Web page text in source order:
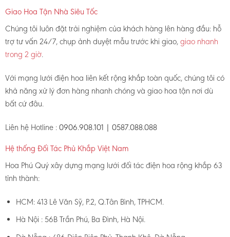
Giao Hoa Tận Nhà Siêu Tốc
Chúng tôi luôn đặt trải nghiệm của khách hàng lên hàng đầu: hỗ
trợ tư vấn 24/7, chụp ảnh duyệt mẫu trước khi giao,giao nhanh
trong 2 giờ.
Với mạng lưới điện hoa liên kết rộng khắp toàn quốc, chúng tôi có
khả năng xử lý đơn hàng nhanh chóng và giao hoa tận nơi dù
bất cứ đâu.
Liên hệ Hotline : 0906.908.101 | 0587.088.088
Hệ thống Đối Tác Phủ Khắp Việt Nam
Hoa Phú Quý xây dựng mạng lưới đối tác điện hoa rộng khắp 63
tỉnh thành:
HCM: 413 Lê Văn Sỹ, P.2, Q.Tân Bình, TPHCM.
Hà Nội : 56B Trần Phú, Ba Đình, Hà Nội.